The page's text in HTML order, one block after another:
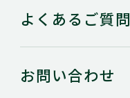
よくあるご質問
お問い合わせ